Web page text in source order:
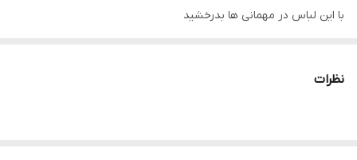
با این لباس در مهمانی ها بدرخشید
نظرات